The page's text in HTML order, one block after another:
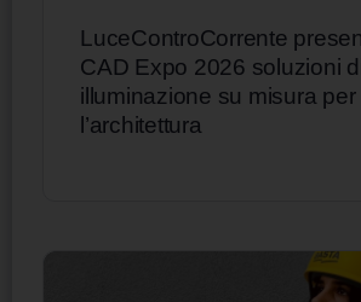
LuceControCorrente
CAD Expo 2026 soluzioni
illuminazione su misura per
l’architettura